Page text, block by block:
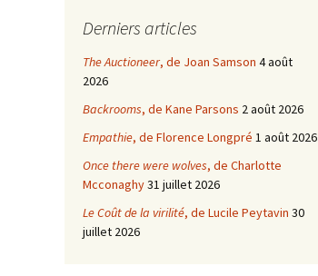
Derniers articles
The Auctioneer, de Joan Samson 4 août
2026
Backrooms, de Kane Parsons 2 août 2026
Empathie, de Florence Longpré 1 août 2026
Once there were wolves, de Charlotte
Mcconaghy31 juillet 2026
Le Coût de la virilité, de Lucile Peytavin 30
juillet 2026